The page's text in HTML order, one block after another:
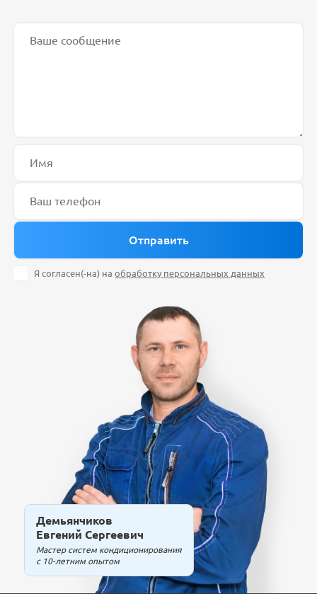
Я согласен(-на) наобработку персональных данных
Демьянчиков
Евгений Сергеевич
Мастер систем кондиционирования
с 10-летним опытом